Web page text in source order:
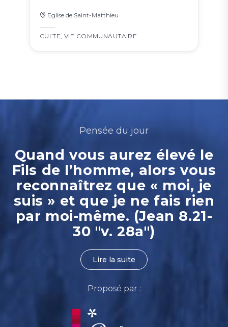
Eglise de Saint-Matthieu
CULTE,VIE COMMUNAUTAIRE
Pensée du jour
Quand vous aurez élevé le
Fils de l’homme, alors vous
reconnaîtrez que « moi, je
suis » et que je ne fais rien
par moi-même. (Jean 8.21-
30 "v. 28a")
Lire la suite
Proposé par :